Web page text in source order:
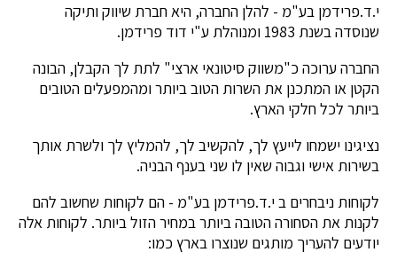
י.ד.פרידמן בע"מ - להלן החברה, היא חברת שיווק ותיקה
שנוסדה בשנת 1983 ומנוהלת ע"י דוד פרידמן.
החברה ערוכה כ"משווק סיטונאי ארצי" לתת לך הקבלן, הבונה
הקטן או המתכנן את השרות הטוב ביותר ומהמפעלים הטובים
ביותר לכל חלקי הארץ.
נציגינו ישמחו לייעץ לך, להקשיב לך, להמליץ לך ולשרת אותך
בשירות אישי וגבוה שאין לו שני בענף הבניה.
לקוחות ניבחרים ב י.ד.פרידמן בע"מ - הם לקוחות שחשוב להם
לקנות את הסחורה הטובה ביותר במחיר הזול ביותר. לקוחות אלה
יודעים להעריך מותגים שנוצרו בארץ כמו: